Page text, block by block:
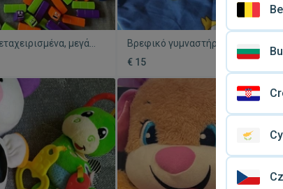
μεγάλο
άλλα
Βρεφικό γυμναστήριο
Fisher Price λιοντάρι, ελέφαντα
και άλλα παιχνίδια πακέτο
€ 15